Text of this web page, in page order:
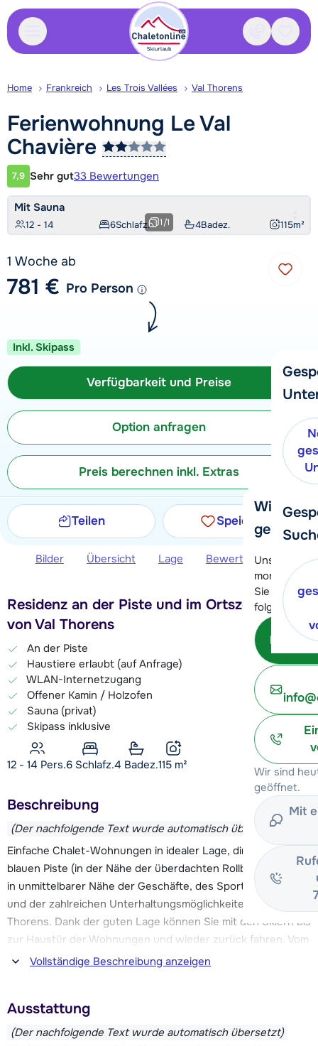
Kontakt
Wir
gerne
Unser
momentan
Sie können
folgenden
Wir sind
geöffnet.
Mit
Home Frankreich Les Trois Vallées Val Thorens
Ferienwohnung Le Val
Chavière
Kundenbewertung
7,9 Sehr gut33 Bewertungen
Mit Sauna
12 - 14 6Schlafz. 4Badez. 115m²
1/1
1 Woche ab
781 € Pro Person
Inkl. Skipass
Verfügbarkeit und Preise
Option anfragen
Preis berechnen inkl. Extras
Teilen Speichern
Bilder Übersicht Lage Bewertungen
Residenz an der Piste und im Ortszentrum
von Val Thorens
An der Piste
Haustiere erlaubt (auf Anfrage)
WLAN-Internetzugang
Offener Kamin / Holzofen
Sauna (privat)
Skipass inklusive
12 - 14 Pers.6 Schlafz.4 Badez.115 m²
Beschreibung
(Der nachfolgende Text wurde automatisch übersetzt)
Einfache Chalet-Wohnungen in idealer Lage, direkt an der
blauen Piste (in der Nähe der überdachten Rollbänder) und
in unmittelbarer Nähe der Geschäfte, des Sportzentrums
und der zahlreichen Unterhaltungsmöglichkeiten von Val
Thorens. Dank der guten Lage können Sie mit den Skiern bis
zur Haustür der Wohnungen und wieder zurück fahren. Vom
sonnigen Balkon aus hat man einen schönen Blick auf die
verfügen über einen eigenen Skiraum und Wi-Fi-Anschluss.
Vollständige Beschreibung anzeigen
Ausstattung
(Der nachfolgende Text wurde automatisch übersetzt)